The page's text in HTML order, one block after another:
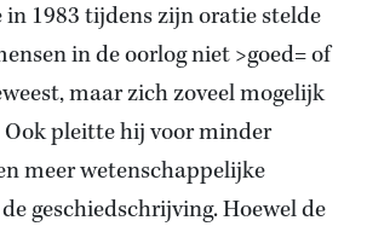
1983 tijdens zijn oratie stelde
in de oorlog niet >goed= of
maar zich zoveel mogelijk
pleitte hij voor minder
meer wetenschappelijke
geschiedschrijving. Hoewel de